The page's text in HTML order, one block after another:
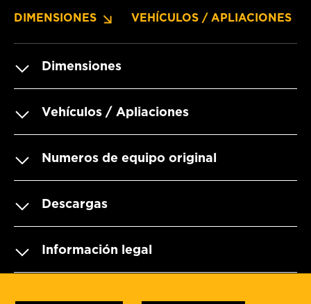
DIMENSIONES VEHÍCULOS / APLIACIONES
Dimensiones
Vehículos / Apliaciones
Numeros de equipo original
Descargas
Información legal